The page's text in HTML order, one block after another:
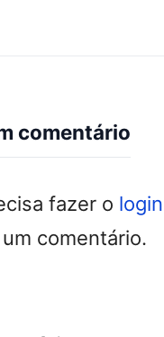
comentário
fazer o login
comentário.